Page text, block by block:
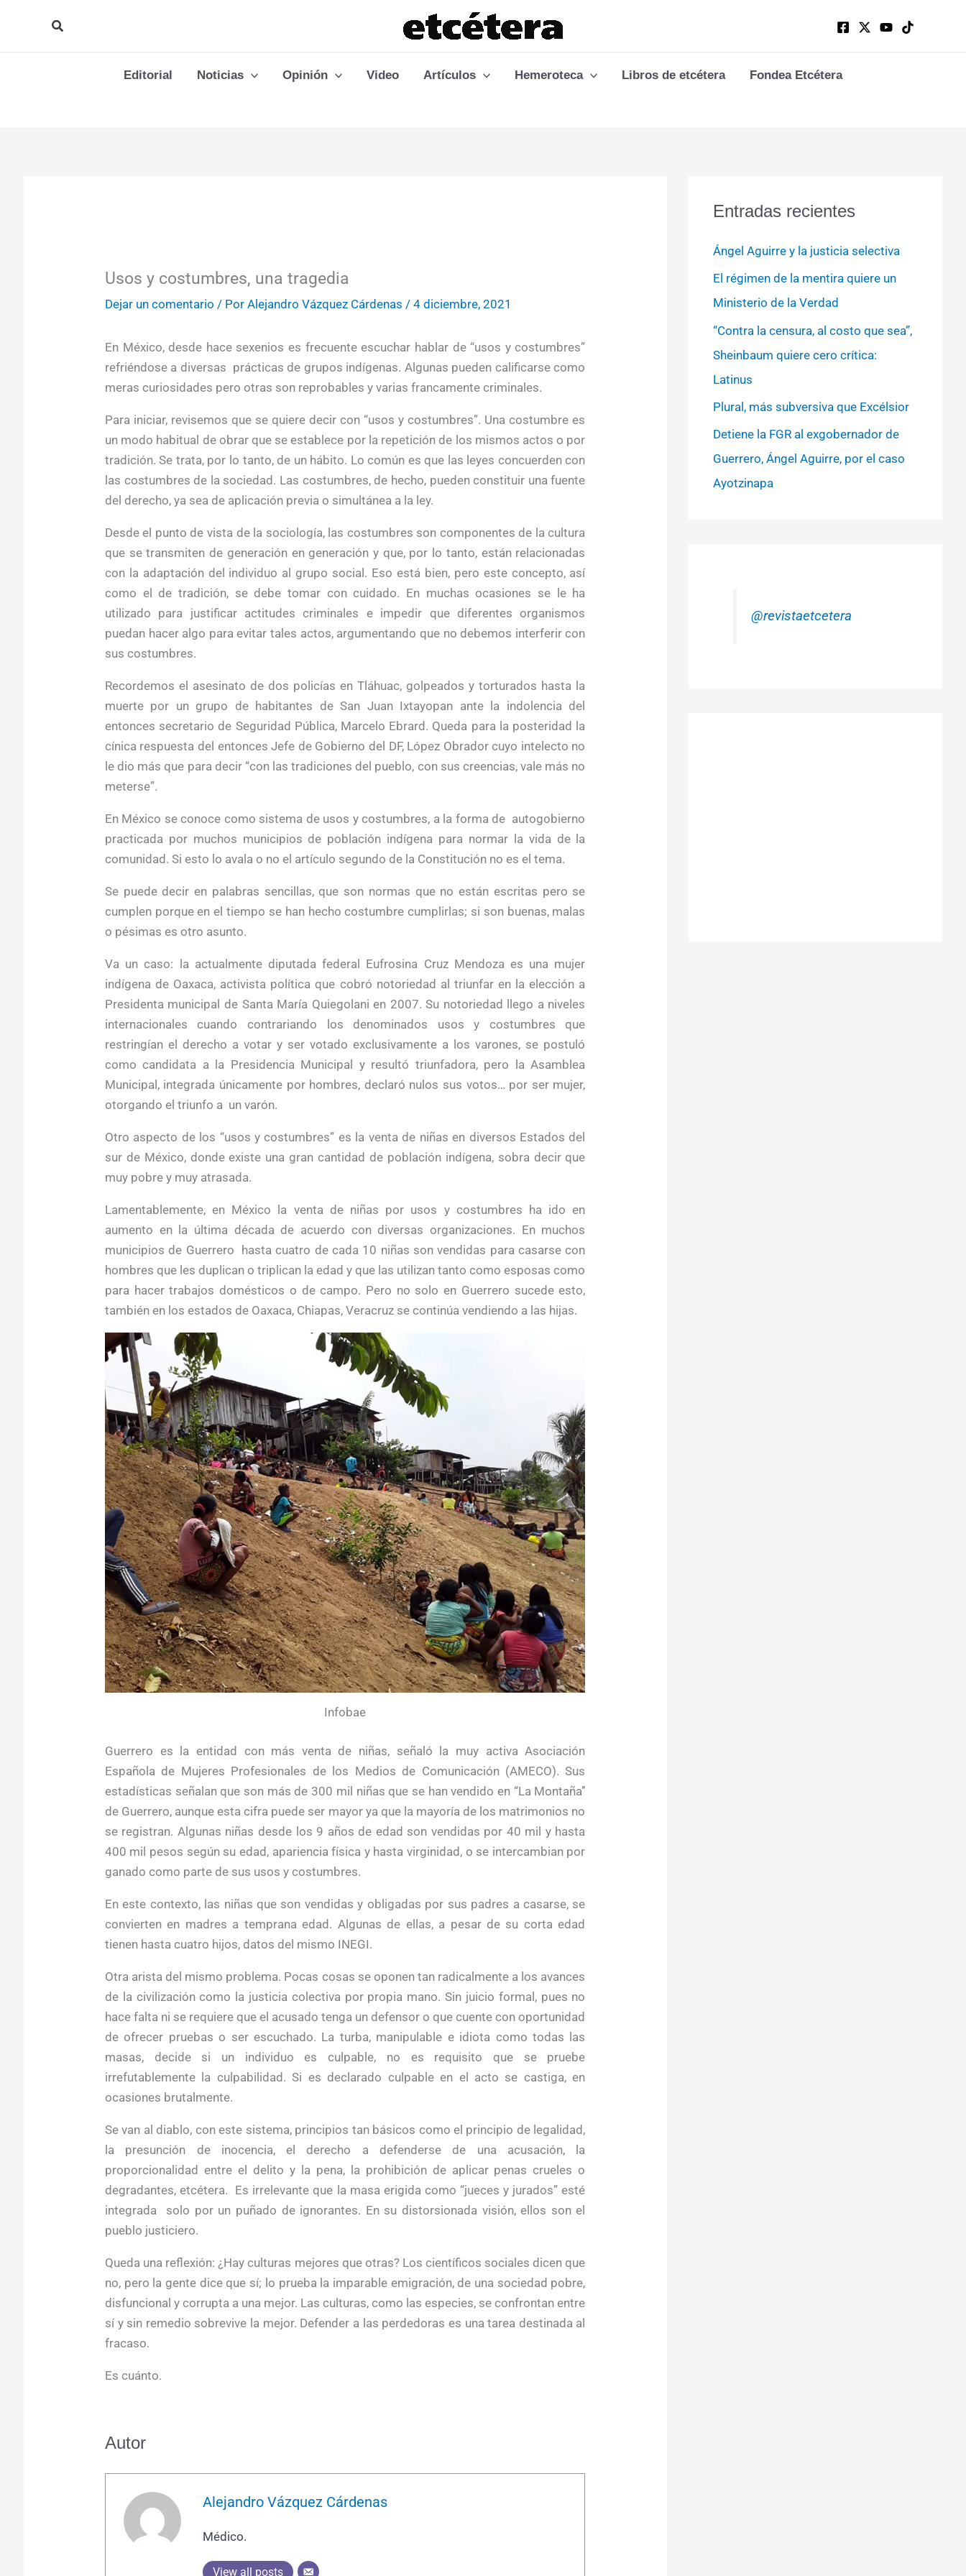
Buscar
Editorial Noticias Opinión Video Artículos Hemeroteca Libros de etcétera Fondea Etcétera
Usos y costumbres, una tragedia
Dejar un comentario / Por Alejandro Vázquez Cárdenas / 4 diciembre, 2021
En México, desde hace sexenios es frecuente escuchar hablar de “usos y costumbres”
refriéndose a diversas prácticas de grupos indígenas. Algunas pueden calificarse como
meras curiosidades pero otras son reprobables y varias francamente criminales.
Para iniciar, revisemos que se quiere decir con “usos y costumbres”. Una costumbre es
un modo habitual de obrar que se establece por la repetición de los mismos actos o por
tradición. Se trata, por lo tanto, de un hábito. Lo común es que las leyes concuerden con
las costumbres de la sociedad. Las costumbres, de hecho, pueden constituir una fuente
del derecho, ya sea de aplicación previa o simultánea a la ley.
Desde el punto de vista de la sociología, las costumbres son componentes de la cultura
que se transmiten de generación en generación y que, por lo tanto, están relacionadas
con la adaptación del individuo al grupo social. Eso está bien, pero este concepto, así
como el de tradición, se debe tomar con cuidado. En muchas ocasiones se le ha
utilizado para justificar actitudes criminales e impedir que diferentes organismos
puedan hacer algo para evitar tales actos, argumentando que no debemos interferir con
sus costumbres.
Recordemos el asesinato de dos policías en Tláhuac, golpeados y torturados hasta la
muerte por un grupo de habitantes de San Juan Ixtayopan ante la indolencia del
entonces secretario de Seguridad Pública, Marcelo Ebrard. Queda para la posteridad la
cínica respuesta del entonces Jefe de Gobierno del DF, López Obrador cuyo intelecto no
le dio más que para decir “con las tradiciones del pueblo, con sus creencias, vale más no
meterse”.
En México se conoce como sistema de usos y costumbres, a la forma de autogobierno
practicada por muchos municipios de población indígena para normar la vida de la
comunidad. Si esto lo avala o no el artículo segundo de la Constitución no es el tema.
Se puede decir en palabras sencillas, que son normas que no están escritas pero se
cumplen porque en el tiempo se han hecho costumbre cumplirlas; si son buenas, malas
o pésimas es otro asunto.
Va un caso: la actualmente diputada federal Eufrosina Cruz Mendoza es una mujer
indígena de Oaxaca, activista política que cobró notoriedad al triunfar en la elección a
Presidenta municipal de Santa María Quiegolani en 2007. Su notoriedad llego a niveles
internacionales cuando contrariando los denominados usos y costumbres que
restringían el derecho a votar y ser votado exclusivamente a los varones, se postuló
como candidata a la Presidencia Municipal y resultó triunfadora, pero la Asamblea
Municipal, integrada únicamente por hombres, declaró nulos sus votos… por ser mujer,
otorgando el triunfo a un varón.
Otro aspecto de los “usos y costumbres” es la venta de niñas en diversos Estados del
sur de México, donde existe una gran cantidad de población indígena, sobra decir que
muy pobre y muy atrasada.
Lamentablemente, en México la venta de niñas por usos y costumbres ha ido en
aumento en la última década de acuerdo con diversas organizaciones. En muchos
municipios de Guerrero hasta cuatro de cada 10 niñas son vendidas para casarse con
hombres que les duplican o triplican la edad y que las utilizan tanto como esposas como
para hacer trabajos domésticos o de campo. Pero no solo en Guerrero sucede esto,
también en los estados de Oaxaca, Chiapas, Veracruz se continúa vendiendo a las hijas.
Infobae
Guerrero es la entidad con más venta de niñas, señaló la muy activa Asociación
Española de Mujeres Profesionales de los Medios de Comunicación (AMECO). Sus
estadísticas señalan que son más de 300 mil niñas que se han vendido en “La Montaña’’
de Guerrero, aunque esta cifra puede ser mayor ya que la mayoría de los matrimonios no
se registran. Algunas niñas desde los 9 años de edad son vendidas por 40 mil y hasta
400 mil pesos según su edad, apariencia física y hasta virginidad, o se intercambian por
ganado como parte de sus usos y costumbres.
En este contexto, las niñas que son vendidas y obligadas por sus padres a casarse, se
convierten en madres a temprana edad. Algunas de ellas, a pesar de su corta edad
tienen hasta cuatro hijos, datos del mismo INEGI.
Otra arista del mismo problema. Pocas cosas se oponen tan radicalmente a los avances
de la civilización como la justicia colectiva por propia mano. Sin juicio formal, pues no
hace falta ni se requiere que el acusado tenga un defensor o que cuente con oportunidad
de ofrecer pruebas o ser escuchado. La turba, manipulable e idiota como todas las
masas, decide si un individuo es culpable, no es requisito que se pruebe
irrefutablemente la culpabilidad. Si es declarado culpable en el acto se castiga, en
ocasiones brutalmente.
Se van al diablo, con este sistema, principios tan básicos como el principio de legalidad,
la presunción de inocencia, el derecho a defenderse de una acusación, la
proporcionalidad entre el delito y la pena, la prohibición de aplicar penas crueles o
degradantes, etcétera. Es irrelevante que la masa erigida como “jueces y jurados” esté
integrada solo por un puñado de ignorantes. En su distorsionada visión, ellos son el
pueblo justiciero.
Queda una reflexión: ¿Hay culturas mejores que otras? Los científicos sociales dicen que
no, pero la gente dice que sí; lo prueba la imparable emigración, de una sociedad pobre,
disfuncional y corrupta a una mejor. Las culturas, como las especies, se confrontan entre
sí y sin remedio sobrevive la mejor. Defender a las perdedoras es una tarea destinada al
fracaso.
Es cuánto.
Autor
Alejandro Vázquez Cárdenas
Médico.
View all posts
Entradas recientes
Ángel Aguirre y la justicia selectiva
El régimen de la mentira quiere un
Ministerio de la Verdad
“Contra la censura, al costo que sea”,
Sheinbaum quiere cero crítica:
Latinus
Plural, más subversiva que Excélsior
Detiene la FGR al exgobernador de
Guerrero, Ángel Aguirre, por el caso
Ayotzinapa
@revistaetcetera